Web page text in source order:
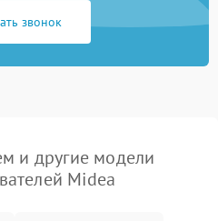
звонок
и другие модели
Midea